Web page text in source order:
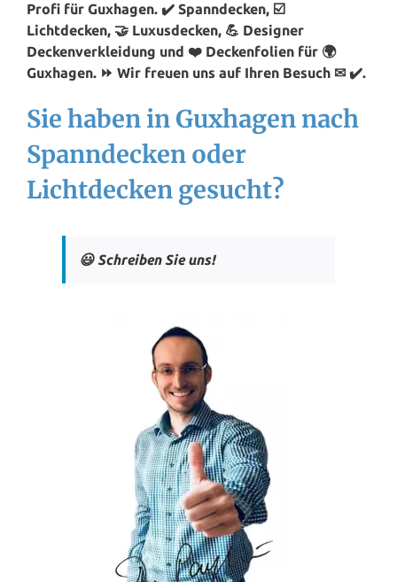
Profi für Guxhagen. ✔️ Spanndecken, ☑️
Lichtdecken, 🤝 Luxusdecken, 💪 Designer
Deckenverkleidung und ❤️ Deckenfolien für 🌍
Guxhagen. ⏩ Wir freuen uns auf Ihren Besuch ✉ ✔️.
Sie haben in Guxhagen nach
Spanndecken oder
Lichtdecken gesucht?
😃 Schreiben Sie uns!